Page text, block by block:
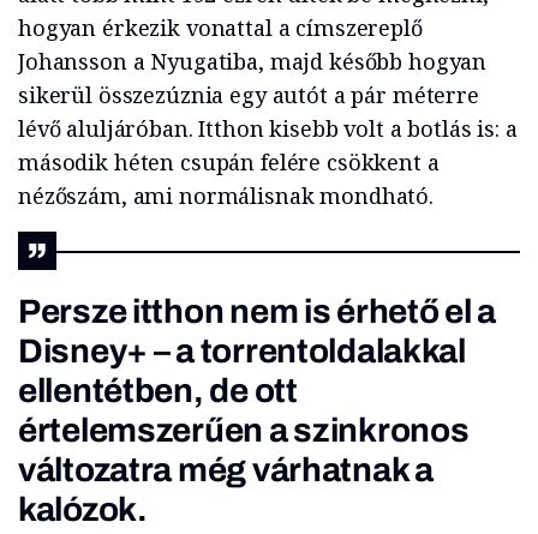
hogyan érkezik vonattal a címszereplő
Johansson a Nyugatiba, majd később hogyan
sikerül összezúznia egy autót a pár méterre
lévő aluljáróban. Itthon kisebb volt a botlás is: a
második héten csupán felére csökkent a
nézőszám, ami normálisnak mondható.
Persze itthon nem is érhető el a
Disney+ – a torrentoldalakkal
ellentétben, de ott
értelemszerűen a szinkronos
változatra még várhatnak a
kalózok.